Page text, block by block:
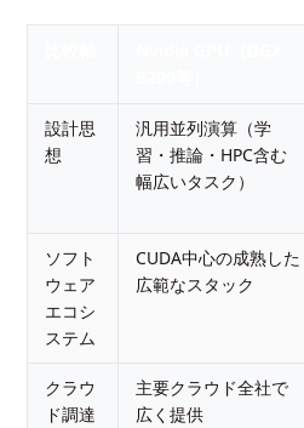
設計思
想
汎用並列演算（学
習・推論・HPC含む
幅広いタスク）
ソフト
ウェア
エコシ
ステム
CUDA中心の成熟した
広範なスタック
クラウ
ド調達
主要クラウド全社で
広く提供